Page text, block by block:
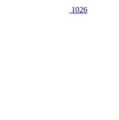
1026